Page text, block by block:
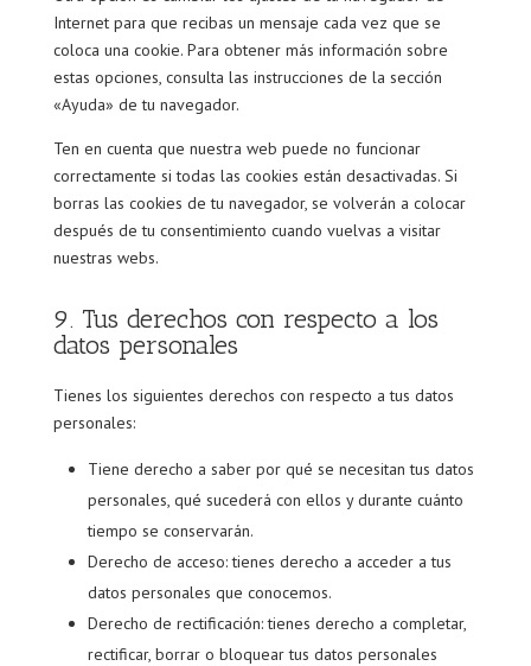
Internet para que recibas un mensaje cada vez que se
coloca una cookie. Para obtener más información sobre
estas opciones, consulta las instrucciones de la sección
«Ayuda» de tu navegador.
Ten en cuenta que nuestra web puede no funcionar
correctamente si todas las cookies están desactivadas. Si
borras las cookies de tu navegador, se volverán a colocar
después de tu consentimiento cuando vuelvas a visitar
nuestras webs.
9. Tus derechos con respecto a los
datos personales
Tienes los siguientes derechos con respecto a tus datos
personales:
Tiene derecho a saber por qué se necesitan tus datos
personales, qué sucederá con ellos y durante cuánto
tiempo se conservarán.
Derecho de acceso: tienes derecho a acceder a tus
datos personales que conocemos.
Derecho de rectificación: tienes derecho a completar,
rectificar, borrar o bloquear tus datos personales